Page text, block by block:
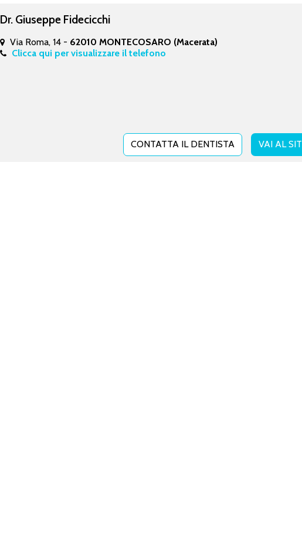
Dr. Giuseppe Fidecicchi
Via Roma, 14 - 62010 MONTECOSARO (Macerata)
Clicca qui per visualizzare il telefono
CONTATTA IL DENTISTA VAI AL